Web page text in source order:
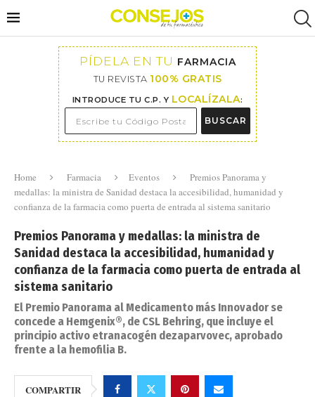
PÍDELA EN TU FARMACIA
TU REVISTA 100% GRATIS
INTRODUCE TU C.P. Y LOCALÍZALA:
BUSCAR
Home Farmacia Eventos
Premios Panorama y
medallas: la ministra de Sanidad destaca la accesibilidad, humanidad y
confianza de la farmacia como puerta de entrada al sistema sanitario
Premios Panorama y medallas: la ministra de
Sanidad destaca la accesibilidad, humanidad y
confianza de la farmacia como puerta de entrada al
sistema sanitario
El Premio Panorama al Medicamento más Innovador se
concede a Hemgenix®, de CSL Behring, que incluye el
principio activo etranacogén dezaparvovec, aprobado
frente a la hemofilia B.
COMPARTIR